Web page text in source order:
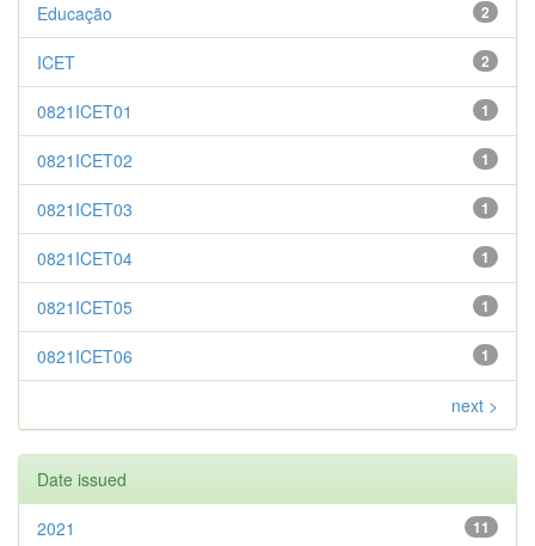
2
Educação
2
ICET
1
0821ICET01
1
0821ICET02
1
0821ICET03
1
0821ICET04
1
0821ICET05
1
0821ICET06
next >
Date issued
11
2021